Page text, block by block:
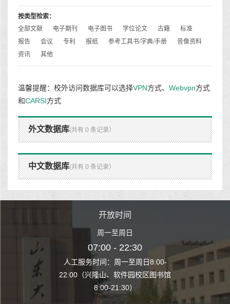
按类型检索：
全部文献
电子期刊 电子图书 学位论文 古籍
标准
报告
会议 专利 报纸 参考工具书/字典/手册
音像资料
资讯
其他
温馨提醒：校外访问数据库可以选择VPN方式、 Webvpn方式
和CARSI方式
外文数据库(共有 0 条记录）
中文数据库(共有 0 条记录）
至周日8:00-
园校区图书馆
开放时间
周一至周日
07:00 - 22:30
人工服务时间：周一至周日8:00-
22:00（兴隆山、软件园校区图书馆
8:00-21:30）
人工服务时间
22:00（兴隆山